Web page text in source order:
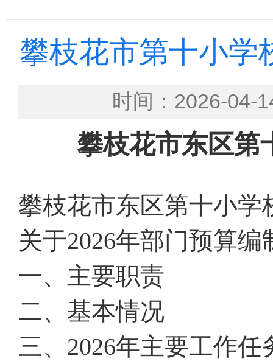
攀枝花市第十小学
时间：2026-
攀枝花市东区第
攀枝花市东区第十小学
关于2026年部门预算编
一、主要职责
二、基本情况
三、2026年主要工作任